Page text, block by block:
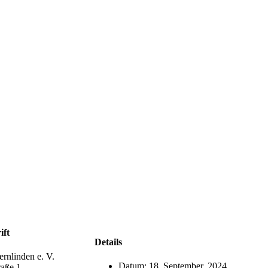
Details
Datum: 18. September, 2024
e. V.